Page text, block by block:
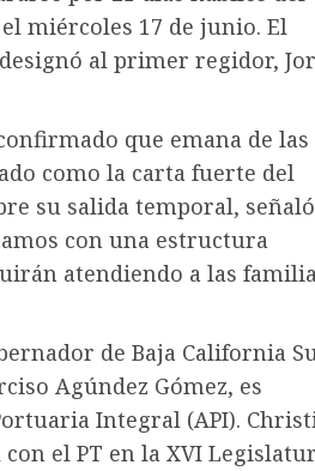
miércoles 17 de junio. El
al primer regidor,
que emana de las
como la carta fuerte del
su salida temporal,
con una estructura
atendiendo a las
de Baja California
Agúndez Gómez, es
Integral (API).
el PT en la XVI